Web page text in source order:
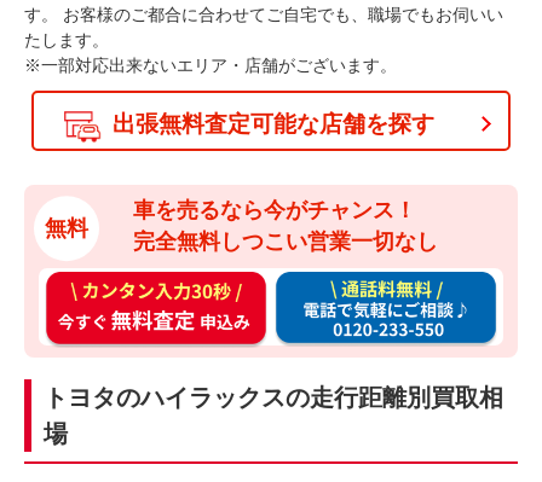
す。
お客様のご都合に合わせてご自宅でも、職場でもお伺いい
たします。
※一部対応出来ないエリア・店舗がございます。
出張無料査定可能な店舗を探す
無料
車を売るなら今がチャンス！
完全無料しつこい営業一切なし
カ
ン
タ
ン
入
力
通
料
料
トヨタのハイラックスの走行距離別買取相
場